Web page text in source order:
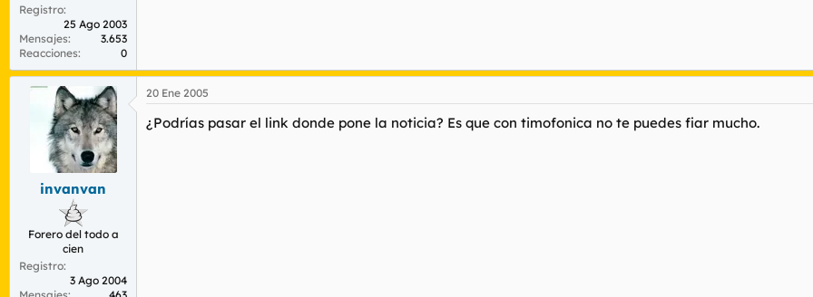
t
m
a
Registro
25 Ago 2003
Mensajes
3.653
Reacciones
0
invanvan
Forero del todo a
cien
Registro
3 Ago 2004
20 Ene 2005
¿Podrías pasar el link donde pone la noticia? Es que con timofonica no te puedes fiar mucho.